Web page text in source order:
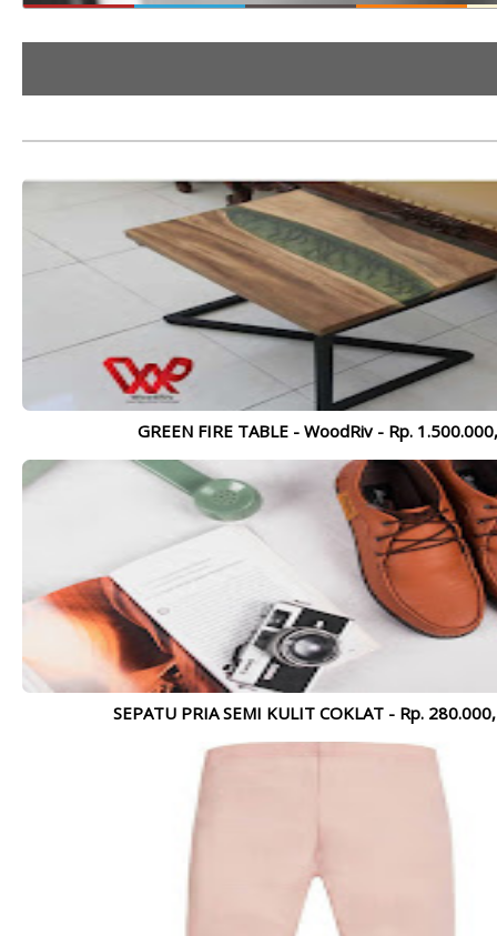
Instagramable Kota Madiun, Wajib
Datang !
EKSOTIK DIENG 2021 - OPEN TRIP
BROMO ADVENTURE 2021 - OPEN
TRIP SEPTEMBER - NOVEMBER 2021
Lihat Lebih Lengkap >>>
GREEN FIRE TABLE - WoodRiv - Rp.
SEPATU PRIA SEMI KULIT COKLAT - Rp.